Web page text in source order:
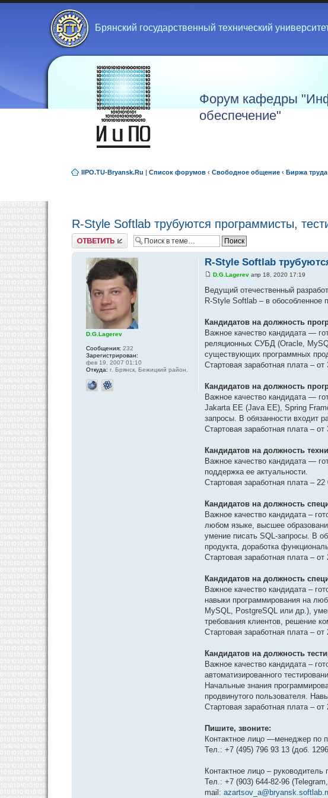
Брянский государственный технический
Форум кафедры
обеспечение"
IIPO.TU-Bryansk.Ru | Список форумов ‹ Свободное общение ‹ Биржа труда
R-Style Softlab трубуются программисты,
Ответить
R-Style Softlab
D.G.Lagerev апр 18, 2020 17:19
Ведущий отечественный
R-Style Softlab – в обособленное
Кандидатов на должность
Важное качество кандидата —
реляционных СУБД (Oracle,
существующих программных
Стартовая заработная плата – от
Кандидатов на должность
Важное качество кандидата —
Jakarta EE (Java EE), Spring
запросы. В обязанности входит
Стартовая заработная плата – от
Кандидатов на должность
Важное качество кандидата —
поддержка ее актуальности.
Стартовая заработная плата – 22
Кандидатов на должность
Важное качество кандидата –
любом языке, высшее
умение писать SQL-запросы. В
продукта, доработка
Стартовая заработная плата – от
Кандидатов на должность
Важное качество кандидата –
навыки программирования на
MySQL, PostgreSQL или др.),
требования клиентов, решение
Стартовая заработная плата – от
Кандидатов на должность
Важное качество кандидата –
автоматизированного
Начальные знания
продвинутого пользователя.
Стартовая заработная плата – от
Пишите, звоните:
Контактное лицо —менеджер по
Тел.: +7 (495) 796 93 13 (доб.
Контактное лицо –
Тел.: +7 (903) 644-82-96
mail:
D.G.Lagerev
Сообщения: 232
Зарегистрирован:
фев 19, 2007 01:10
Откуда: г. Брянск, Бежицкий район.